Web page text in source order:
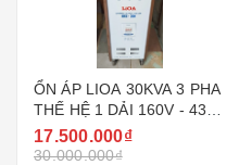
ỔN ÁP LIOA 30KVA 3 PHA
THẾ HỆ 1 DẢI 160V - 430V
MODEL DR3 - 30K
17.500.000₫
30.000.000₫